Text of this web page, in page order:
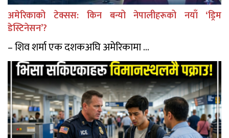
अमेरिकाको टेक्सस: किन बन्यो नेपालीहरूको नयाँ ‘ड्रिम
डेस्टिनेसन’?
– शिव शर्मा एक दशकअघि अमेरिकामा ...